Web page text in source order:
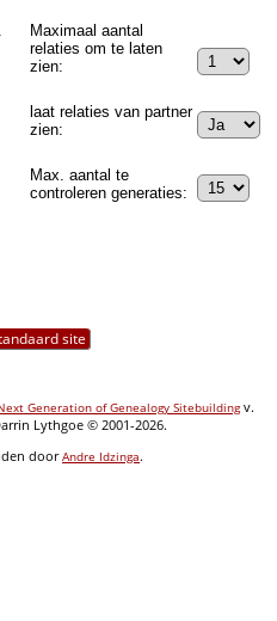
Maximaal aantal
relaties om te laten
zien:
laat relaties van partner
zien:
Max. aantal te
controleren generaties:
site
Generation of Genealogy Sitebuildingv.
Lythgoe © 2001-2026.
doorAndre Idzinga.